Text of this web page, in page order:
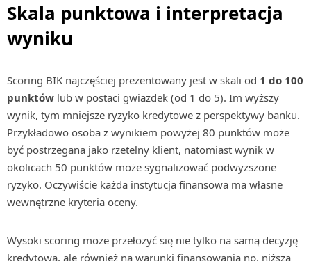
Skala punktowa i interpretacja
wyniku
Scoring BIK najczęściej prezentowany jest w skali od 1 do 100
punktów lub w postaci gwiazdek (od 1 do 5). Im wyższy
wynik, tym mniejsze ryzyko kredytowe z perspektywy banku.
Przykładowo osoba z wynikiem powyżej 80 punktów może
być postrzegana jako rzetelny klient, natomiast wynik w
okolicach 50 punktów może sygnalizować podwyższone
ryzyko. Oczywiście każda instytucja finansowa ma własne
wewnętrzne kryteria oceny.
Wysoki scoring może przełożyć się nie tylko na samą decyzję
kredytową, ale również na warunki finansowania np. niższą